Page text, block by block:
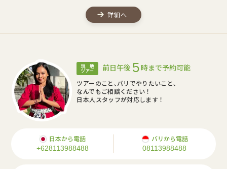
詳細へ
現 地
ツアー 前日午後 5時まで予約可能
ツアーのこと､バリでやりたいこと､
なんでもご相談ください！
日本人スタッフが対応します！
日本から電話
+628113988488
バリから電話
08113988488